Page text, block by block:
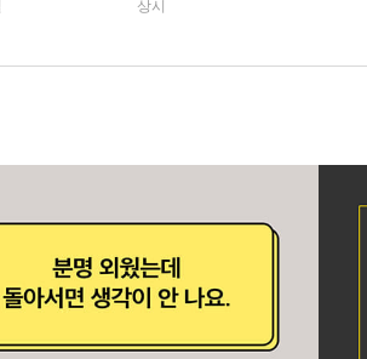
상시